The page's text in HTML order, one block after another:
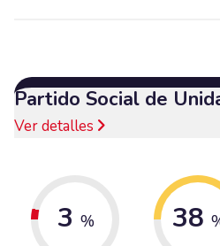
Partido Social de
Ver detalles
3 % 38